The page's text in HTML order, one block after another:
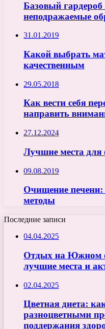
Базовый гардероб
неподражаемые
31.01.2019
Какой выбрать
качественным
29.05.2018
Как вести себя
направить
27.12.2024
Лучшие места для
09.08.2019
Очищение
методы
Последние записи
04.04.2025
Отдых на Южном
лучшие места и
02.04.2025
Цветная диета:
разноцветными
поддержания